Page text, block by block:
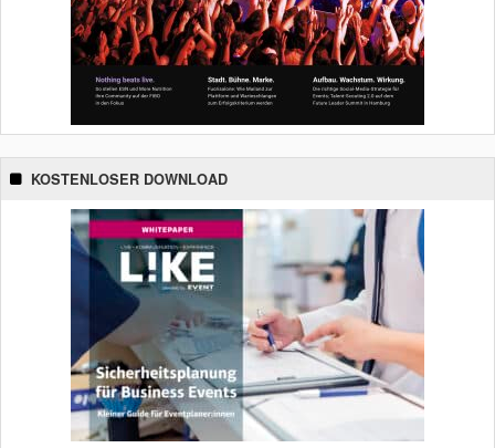
KOSTENLOSER DOWNLOAD